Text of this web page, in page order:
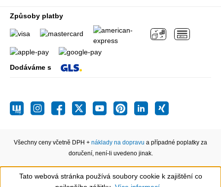
Způsoby platby
Dodáváme s
Všechny ceny včetně DPH + náklady na dopravu a případné poplatky za
doručení, není-li uvedeno jinak.
Show toolbar
Tato webová stránka používá soubory cookie k zajištění co